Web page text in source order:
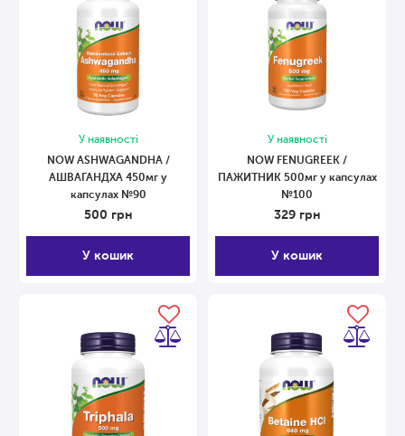
У наявності
NOW ASHWAGANDHA /
АШВАГАНДХА 450мг у
капсулах №90
500 грн
У кошик
У наявності
NOW FENUGREEK /
ПАЖИТНИК 500мг у капсулах
№100
329 грн
У кошик